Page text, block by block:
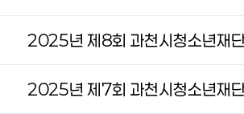
2025년 제8회 과천시청소년재